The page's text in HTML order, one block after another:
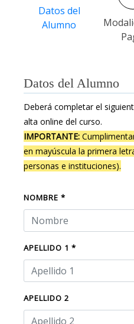
Datos del
Alumno
Datos del Alumno
Deberá completar el
alta online del curso.
IMPORTANTE:
en mayúscula la primera
personas e instituciones).
NOMBRE *
APELLIDO 1 *
APELLIDO 2